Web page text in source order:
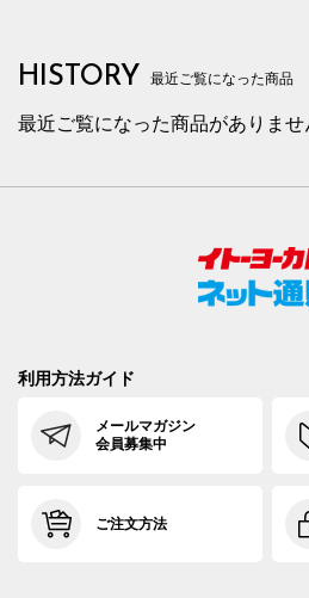
HISTORY 最近ご覧になった商品
最近ご覧になった商品がありませ
利用方法ガイド
メールマガジン
会員募集中
ご注文方法